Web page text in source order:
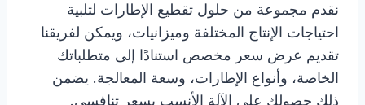
نقدم مجموعة من حلول تقطيع الإطارات لتلبية
احتياجات الإنتاج المختلفة وميزانيات، ويمكن لفريقنا
تقديم عرض سعر مخصص استنادًا إلى متطلباتك
الخاصة، وأنواع الإطارات، وسعة المعالجة. يضمن
ذلك حصولك على الآلة الأنسب بسعر تنافسي.